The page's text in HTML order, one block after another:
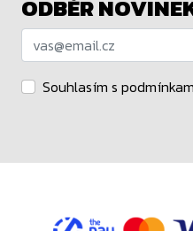
ODBĚR
Souhlasím s